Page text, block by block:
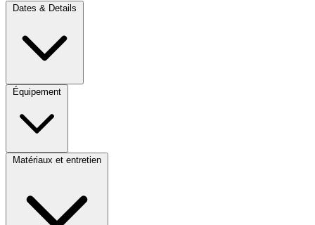
Dates & Details
Équipement
Matériaux et entretien